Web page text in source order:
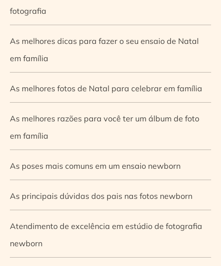
fotografia
As melhores dicas para fazer o seu ensaio de Natal
em família
As melhores fotos de Natal para celebrar em família
As melhores razões para você ter um álbum de foto
em família
As poses mais comuns em um ensaio newborn
As principais dúvidas dos pais nas fotos newborn
Atendimento de excelência em estúdio de fotografia
newborn